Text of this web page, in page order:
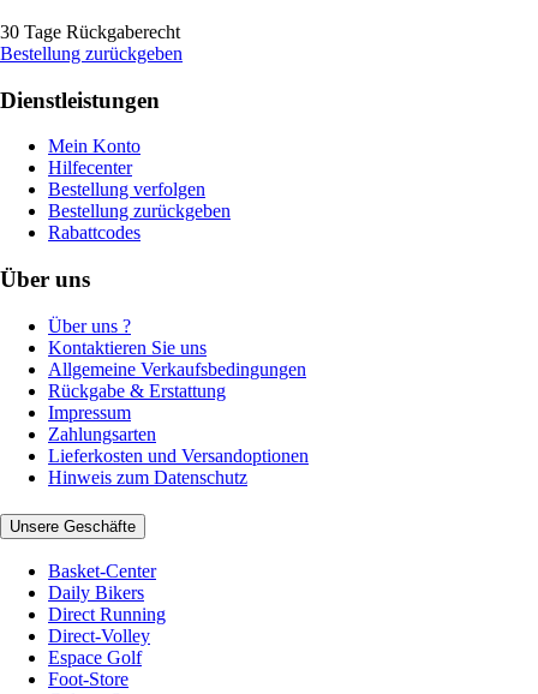
30 Tage Rückgaberecht
Bestellung zurückgeben
Dienstleistungen
Mein Konto
Hilfecenter
Bestellung verfolgen
Bestellung zurückgeben
Rabattcodes
Über uns
Über uns ?
Kontaktieren Sie uns
Allgemeine Verkaufsbedingungen
Rückgabe & Erstattung
Impressum
Zahlungsarten
Lieferkosten und Versandoptionen
Hinweis zum Datenschutz
Unsere Geschäfte
Basket-Center
Daily Bikers
Direct Running
Direct-Volley
Espace Golf
Foot-Store